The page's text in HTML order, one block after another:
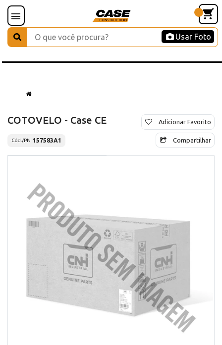
Usar Foto
COTOVELO - Case CE
Cód./PN 157583A1
Adicionar Favorito
Compartilhar